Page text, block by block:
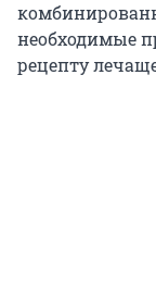
необходимые
рецепту